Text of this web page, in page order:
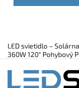
LED svietidlo –
360W 120° Pohybový